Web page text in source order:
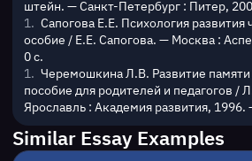
штейн. — Санкт-Петербург : Питер,
Сапогова Е.Е. Психология развития
особие / Е.Е. Сапогова. — Москва :
0 с.
Черемошкина Л.В. Развитие памяти
пособие для родителей и педагогов
Ярославль : Академия развития, 1996.
Similar Essay Examples